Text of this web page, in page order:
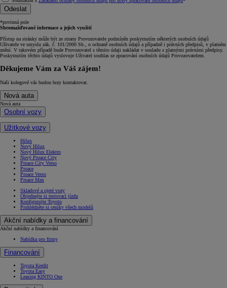
Odeslat
*povinná pole
Shromažďované informace a jejich využití
Přístup na stránky může být ze strany Provozovatele podmíněn poskytnutím některých osobních údajů
Uživatele ve smyslu zák. č. 101/2000 Sb., o ochraně osobních údajů a případně i právních předpisů, v platném
znění. V takovém případě bude Provozovatel s těmito údaji nakládat v souladu s platnými právními předpisy.
Poskytnutím těchto údajů vyslovuje Uživatel souhlas se zpracování osobních údajů Provozovatelem.
Děkujeme Vám za Váš zájem!
Naši kolegové vás budou brzy kontaktovat.
Nová auta
Nová auta
Osobní vozy
Užitkové vozy
Hilux
Nový Hilux
Nový Hilux Elektro
Nový Proace City
Proace City Verso
Proace
Proace Verso
Proace Max
Skladové a ojeté vozy
Objednejte si testovací jízdu
Konfigurujte Toyotu
Prohlédněte si ceníky všech modelů
Akční nabídky a financování
Akční nabídky a financování
Nabídka pro firmy
Financování
Toyota Kredit
Toyota Easy
Leasing KINTO One